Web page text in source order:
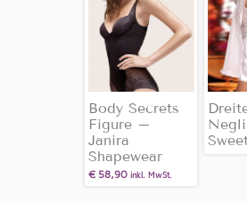
Body Secrets
Figure –
Janira
Shapewear
€58,90 inkl. MwSt.